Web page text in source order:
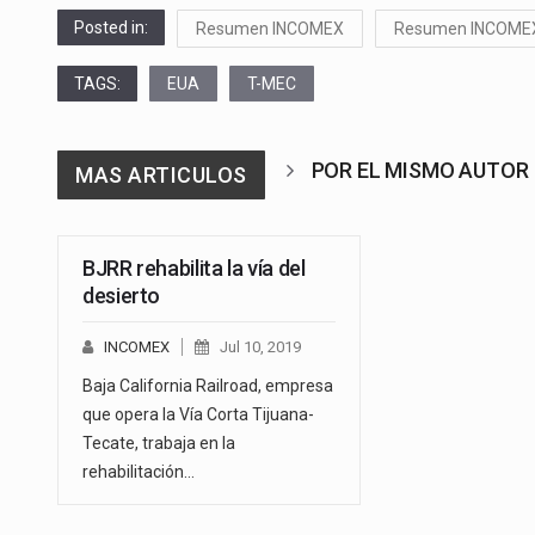
Posted in: Resumen INCOMEX Resumen
TAGS: EUA T-MEC
MAS ARTICULOS POR EL MISMO AUTOR
BJRR rehabilita la vía del
desierto
INCOMEX Jul 10, 2019
Baja California Railroad, empresa
que opera la Vía Corta Tijuana-
Tecate, trabaja en la
rehabilitación…